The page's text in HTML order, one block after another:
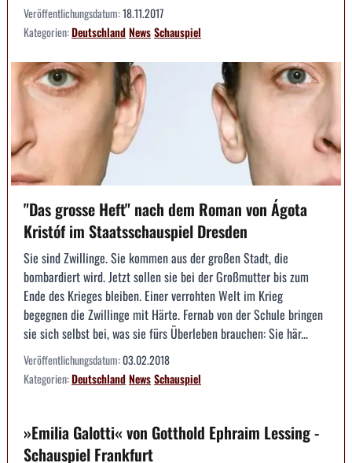
Veröffentlichungsdatum:18.11.2017
Kategorien:DeutschlandNewsSchauspiel
"Das grosse Heft" nach dem Roman von Ágota
Kristóf im Staatsschauspiel Dresden
Sie sind Zwillinge. Sie kommen aus der großen Stadt, die
bombardiert wird. Jetzt sollen sie bei der Großmutter bis zum
Ende des Krieges bleiben. Einer verrohten Welt im Krieg
begegnen die Zwillinge mit Härte. Fernab von der Schule bringen
sie sich selbst bei, was sie fürs Überleben brauchen: Sie här...
Veröffentlichungsdatum:03.02.2018
Kategorien:DeutschlandNewsSchauspiel
»Emilia Galotti« von Gotthold Ephraim Lessing -
Schauspiel Frankfurt